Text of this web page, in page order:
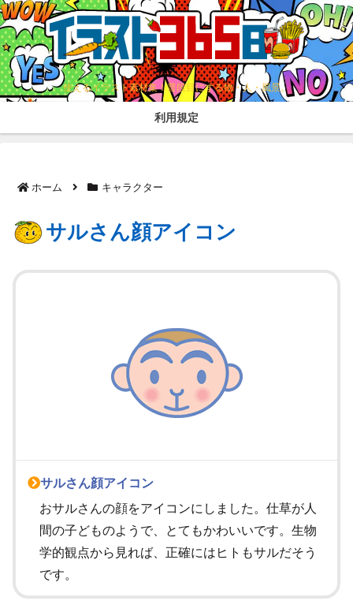
使えるイラスト素材集！普段目にする物・人・風景。
利用規定
ホーム キャラクター
サルさん顔アイコン
サルさん顔アイコン
おサルさんの顔をアイコンにしました。仕草が人
間の子どものようで、とてもかわいいです。生物
学的観点から見れば、正確にはヒトもサルだそう
です。